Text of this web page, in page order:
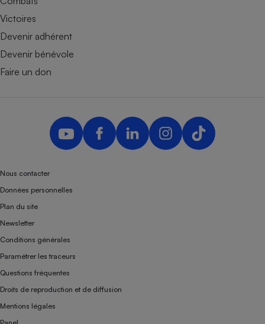
Victoires
Devenir adhérent
Devenir bénévole
Faire un don
Nous contacter
Données personnelles
Plan du site
Newsletter
Conditions générales
Paramétrer les traceurs
Questions fréquentes
Droits de reproduction et de diffusion
Mentions légales